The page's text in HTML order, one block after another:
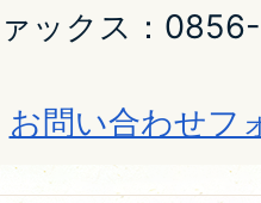
ックス：
お問い合わせフ